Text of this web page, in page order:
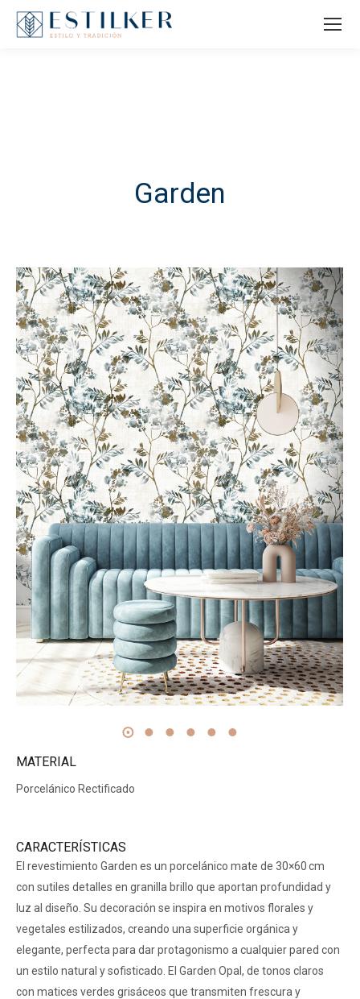
Garden
MATERIAL
Porcelánico Rectificado
CARACTERÍSTICAS
El revestimiento Garden es un porcelánico mate de 30×60 cm
con sutiles detalles en granilla brillo que aportan profundidad y
luz al diseño. Su decoración se inspira en motivos florales y
vegetales estilizados, creando una superficie orgánica y
elegante, perfecta para dar protagonismo a cualquier pared con
un estilo natural y sofisticado. El Garden Opal, de tonos claros
con matices verdes grisáceos que transmiten frescura y